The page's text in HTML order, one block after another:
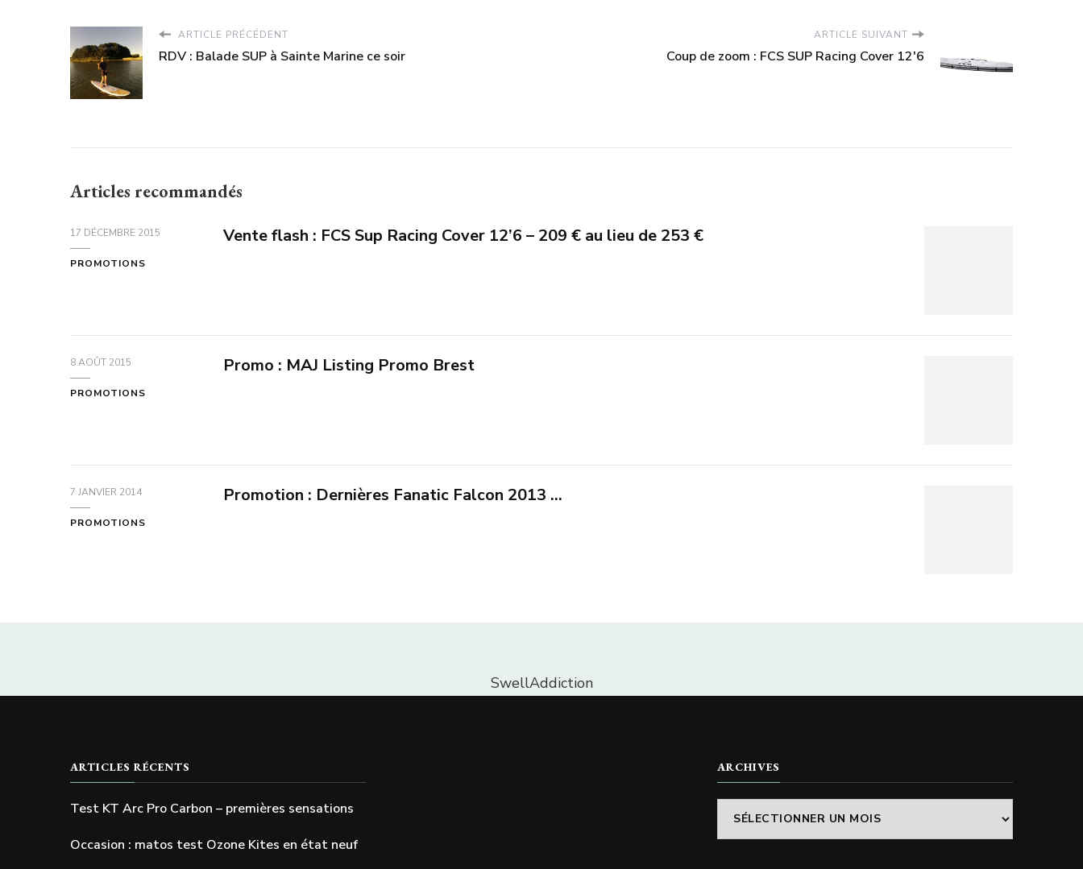
ARTICLE PRÉCÉDENT
RDV : Balade SUP à Sainte Marine ce soir
ARTICLE SUIVANT
Coup de zoom : FCS SUP Racing Cover 12'6
Articles recommandés
17 DÉCEMBRE 2015
PROMOTIONS
Vente flash : FCS Sup Racing Cover 12’6 – 209 € au lieu de 253 €
8 AOÛT 2015
PROMOTIONS
Promo : MAJ Listing Promo Brest
7 JANVIER 2014
PROMOTIONS
Promotion : Dernières Fanatic Falcon 2013 …
SwellAddiction
ARTICLES RÉCENTS
Test KT Arc Pro Carbon – premières sensations
Occasion : matos test Ozone Kites en état neuf
ARCHIVES
Archives